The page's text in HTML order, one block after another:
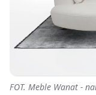
FOT. Meble Wanat -